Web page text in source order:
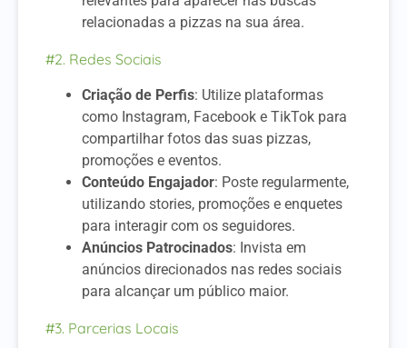
relacionadas a pizzas na sua área.
#2. Redes Sociais
Criação de Perfis: Utilize plataformas
como Instagram, Facebook e TikTok para
compartilhar fotos das suas pizzas,
promoções e eventos.
Conteúdo Engajador: Poste regularmente,
utilizando stories, promoções e enquetes
para interagir com os seguidores.
Anúncios Patrocinados: Invista em
anúncios direcionados nas redes sociais
para alcançar um público maior.
#3. Parcerias Locais